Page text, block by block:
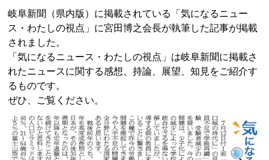
岐阜新聞（県内版）に掲載されている「気になるニュー
ス・わたしの視点」に宮田博之会長が執筆した記事が掲載
されました。
「気になるニュース・わたしの視点」は岐阜新聞に掲載さ
れたニュースに関する感想、持論、展望、知見をご紹介す
るものです。
ぜひ、ご覧ください。